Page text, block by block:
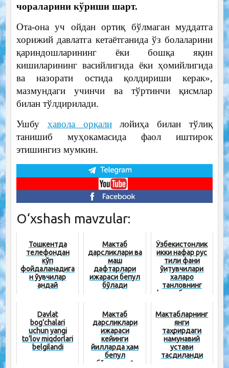
чораларини кўриши шарт.
Ота-она уч ойдан ортиқ бўлмаган муддатга
хорижий давлатга кетаётганида ўз болаларини
қариндошларининг ёки бошқа яқин
кишиларининг васийлигида ёки ҳомийлигида
ва назорати остида қолдириши керак»,
мазмундаги учинчи ва тўртинчи қисмлар
билан тўлдирилади.
Ушбу ҳавола орқалилойиҳа билан тўлиқ
танишиб муҳокамасида фаол иштирок
этишингиз мумкин.
O‘xshash mavzular:
Тошкентда
телефондан
кўп
фойдаланадига
н ўқувчилар
қандай
маълум...
Мактаб
дарсликлари ва
машқ
дафтарлари
ижараси бепул
бўлади
Ўзбекистонлик
икки нафар рус
тили фани
ўқитувчилари
халқаро
танловнинг
финал босқичига
Davlat
bog‘chalari
uchun yangi
to‘lov miqdorlari
belgilandi
Мактаб
дарсликлари
ижараси
кейинги
йилларда ҳам
бепул
бўладими?
Мактабларнинг
янги
таҳрирдаги
намунавий
устави
тасдиқланди